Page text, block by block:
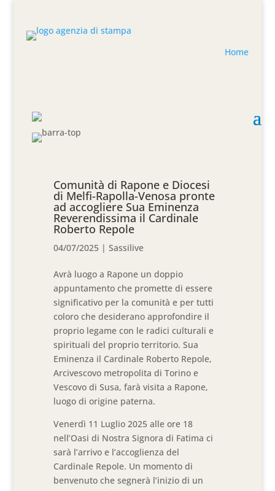
Home
Comunità di Rapone e Diocesi
di Melfi-Rapolla-Venosa pronte
ad accogliere Sua Eminenza
Reverendissima il Cardinale
Roberto Repole
04/07/2025 |Sassilive
Avrà luogo a Rapone un doppio
appuntamento che promette di essere
significativo per la comunità e per tutti
coloro che desiderano approfondire il
proprio legame con le radici culturali e
spirituali del proprio territorio. Sua
Eminenza il Cardinale Roberto Repole,
Arcivescovo metropolita di Torino e
Vescovo di Susa, farà visita a Rapone,
luogo di origine paterna.
Venerdì 11 Luglio 2025 alle ore 18
nell’Oasi di Nostra Signora di Fatima ci
sarà l’arrivo e l’accoglienza del
Cardinale Repole. Un momento di
benvenuto che segnerà l’inizio di un